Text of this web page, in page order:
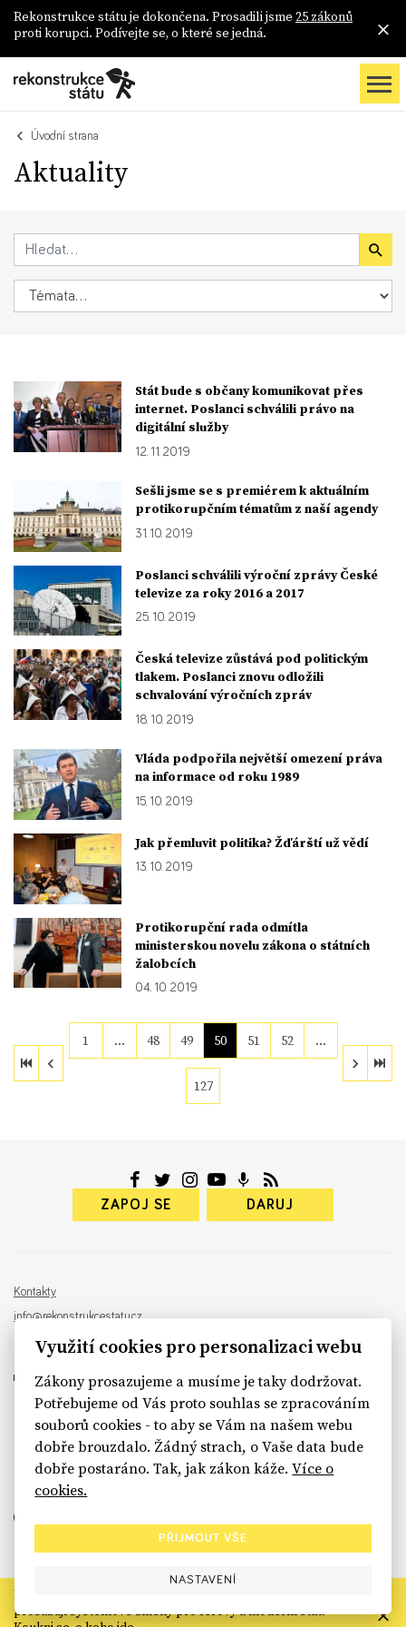
Rekonstrukce státu je dokončena. Prosadili jsme 25 zákonů
proti korupci. Podívejte se, o které se jedná.
Úvodní strana
Aktuality
Stát bude s občany komunikovat přes
internet. Poslanci schválili právo na
digitální služby
12. 11. 2019
Sešli jsme se s premiérem k aktuálním
protikorupčním tématům z naší agendy
31. 10. 2019
Poslanci schválili výroční zprávy České
televize za roky 2016 a 2017
25. 10. 2019
Česká televize zůstává pod politickým
tlakem. Poslanci znovu odložili
schvalování výročních zpráv
18. 10. 2019
Vláda podpořila největší omezení práva
na informace od roku 1989
15. 10. 2019
Jak přemluvit politika? Žďárští už vědí
13. 10. 2019
Protikorupční rada odmítla
ministerskou novelu zákona o státních
žalobcích
04. 10. 2019
1 … 48 49 50 51 52 …
127
ZAPOJ SE DARUJ
Kontakty
info@rekonstrukcestatu.cz
Návrh a vývoj: Sinfin , ilustrace:
sinfin.digital
Rekonstrukce státu končí. Její členské organizace však dál
prosazují systémové změny pro férový a moderní stát.
Využití cookies pro personalizaci webu
Zákony prosazujeme a musíme je taky dodržovat.
Potřebujeme od Vás proto souhlas se zpracováním
souborů cookies - to aby se Vám na našem webu
dobře brouzdalo. Žádný strach, o Vaše data bude
dobře postaráno. Tak, jak zákon káže.Více o
cookies.
PŘIJMOUT VŠE
NASTAVENÍ